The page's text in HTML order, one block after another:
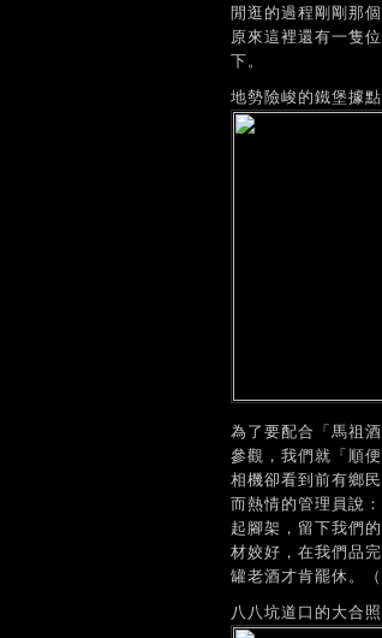
閒逛的過程剛剛那
原來這裡還有一隻
下。
地勢險峻的鐵堡據
為了要配合「馬祖
參觀，我們就「順
相機卻看到前有鄉
而熱情的管理員說
起腳架，留下我們
材姣好，在我們品
罐老酒才肯罷休。
八八坑道口的大合